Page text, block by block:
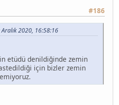
#186
Aralık 2020, 16:58:16
etüdü denildiğinde zemin
için bizler zemin